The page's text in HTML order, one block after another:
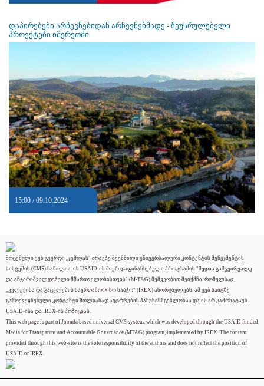
დაპირებები არჩევნებიდან არჩევნებმადე - შეუსრულებელი
პროექტები იმერეთში
15:00 / 09.10.2024
მოცემული ვებ გვერდი „ჯუმლას" ძრავზე შექმნილი უნივერსალური კონტენტის მენეჯმენტის
სისტემის (CMS) ნაწილია. ის USAID-ის მიერ დაფინანსებული პროგრამის "მედია გამჭვირვალე
და ანგარიშვალდებული მმართველობისთვის" (M-TAG) მეშვეობით შეიქმნა, რომელსაც
„კვლევისა და გაცვლების საერთაშორისო საბჭო" (IREX) ახორციელებს. ამ ვებ საიტზე
გამოქვეყნებული კონტენტი მთლიანად ავტორების პასუხისმგებლობაა და ის არ გამოხატავს
USAID-ისა და IREX-ის პოზიციას.
This web page is part of Joomla based universal CMS system, which was developed through the USAID funded
Media for Transparent and Accountable Governance (MTAG) program, implemented by IREX. The content
provided through this web-site is the sole responsibility of the authors and does not reflect the position of
USAID or IREX.